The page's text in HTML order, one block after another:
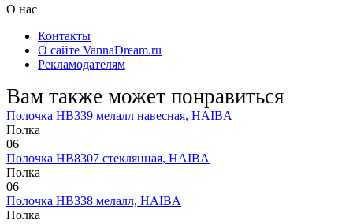
О нас
Контакты
О сайте VannaDream.ru
Рекламодателям
Вам также может понравиться
Полочка HB339 мелалл навесная, HAIBA
Полка
06
Полочка HB8307 стеклянная, HAIBA
Полка
06
Полочка HB338 мелалл, HAIBA
Полка